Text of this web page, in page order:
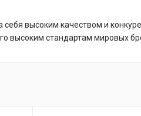
высоким качеством и
высоким стандартам мировых